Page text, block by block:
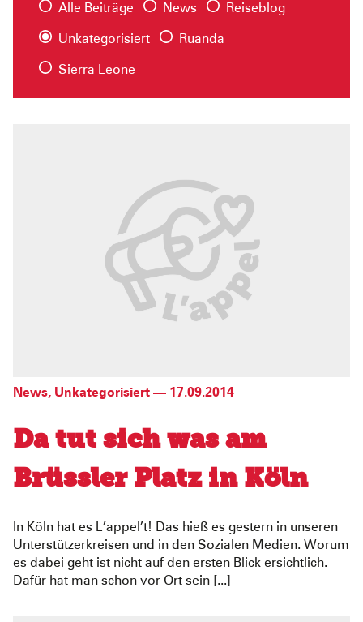
Alle Beiträge
News Reiseblog
Unkategorisiert Ruanda
Sierra Leone
News, Unkategorisiert — 17.09.2014
Da tut sich was am
Brüssler Platz in Köln
In Köln hat es L’appel’t! Das hieß es gestern in unseren
Unterstützerkreisen und in den Sozialen Medien. Worum
es dabei geht ist nicht auf den ersten Blick ersichtlich.
Dafür hat man schon vor Ort sein [...]